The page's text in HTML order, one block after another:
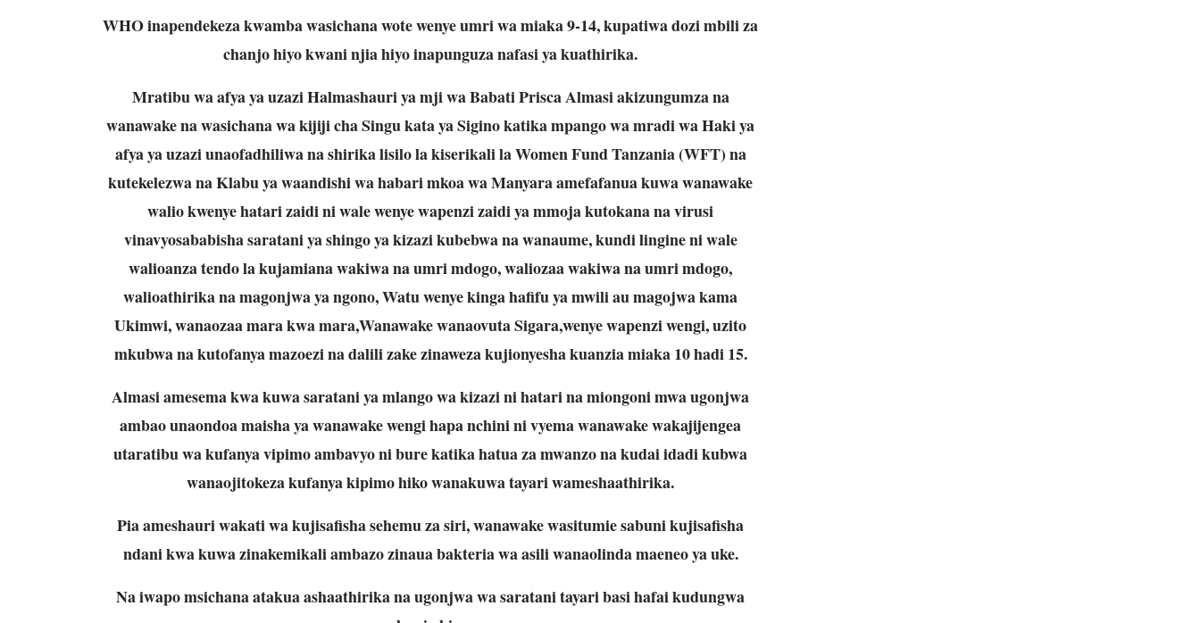
WHO inapendekeza kwamba wasichana wote wenye umri wa miaka 9-14, kupatiwa dozi mbili za
chanjo hiyo kwani njia hiyo inapunguza nafasi ya kuathirika.
Mratibu wa afya ya uzazi Halmashauri ya mji wa Babati Prisca Almasi akizungumza na
wanawake na wasichana wa kijiji cha Singu kata ya Sigino katika mpango wa mradi wa Haki ya
afya ya uzazi unaofadhiliwa na shirika lisilo la kiserikali la Women Fund Tanzania (WFT) na
kutekelezwa na Klabu ya waandishi wa habari mkoa wa Manyara amefafanua kuwa wanawake
walio kwenye hatari zaidi ni wale wenye wapenzi zaidi ya mmoja kutokana na virusi
vinavyosababisha saratani ya shingo ya kizazi kubebwa na wanaume, kundi lingine ni wale
walioanza tendo la kujamiana wakiwa na umri mdogo, waliozaa wakiwa na umri mdogo,
walioathirika na magonjwa ya ngono, Watu wenye kinga hafifu ya mwili au magojwa kama
Ukimwi, wanaozaa mara kwa mara,Wanawake wanaovuta Sigara,wenye wapenzi wengi, uzito
mkubwa na kutofanya mazoezi na dalili zake zinaweza kujionyesha kuanzia miaka 10 hadi 15.
Almasi amesema kwa kuwa saratani ya mlango wa kizazi ni hatari na miongoni mwa ugonjwa
ambao unaondoa maisha ya wanawake wengi hapa nchini ni vyema wanawake wakajijengea
utaratibu wa kufanya vipimo ambavyo ni bure katika hatua za mwanzo na kudai idadi kubwa
wanaojitokeza kufanya kipimo hiko wanakuwa tayari wameshaathirika.
Pia ameshauri wakati wa kujisafisha sehemu za siri, wanawake wasitumie sabuni kujisafisha
ndani kwa kuwa zinakemikali ambazo zinaua bakteria wa asili wanaolinda maeneo ya uke.
Na iwapo msichana atakua ashaathirika na ugonjwa wa saratani tayari basi hafai kudungwa